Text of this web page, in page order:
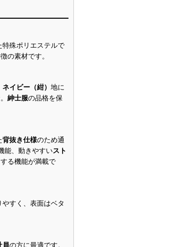
殊ポリエステルで
の素材です。
ネイビー（紺） 地に
紳士服の品格を保
背抜き仕様のため通
能、動きやすいスト
る機能が満載で
すく、表面はベタ
員の方に最適です。